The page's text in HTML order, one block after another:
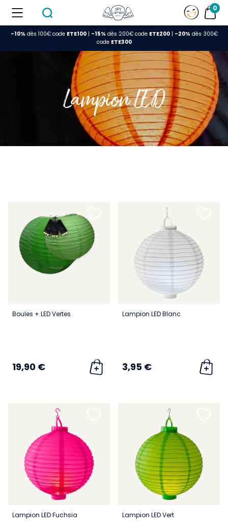
0
-10% dès 100€ code ETE100| -15% dès 200€ code ETE200| -20% dès 300€
code ETE300
Lampion LED
Boules + LED Vertes
19,90 €
Lampion LED Blanc
3,95 €
Lampion LED Fuchsia Lampion LED Vert